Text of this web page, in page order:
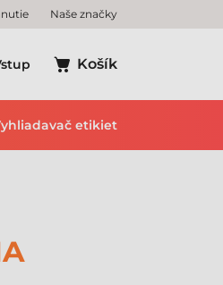
Naše značky
Košík
etikiet